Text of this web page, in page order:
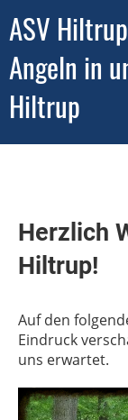
ASV
Angeln in
Hiltrup
Herzlich
Hiltrup!
Auf den
Eindruck
uns erwartet.